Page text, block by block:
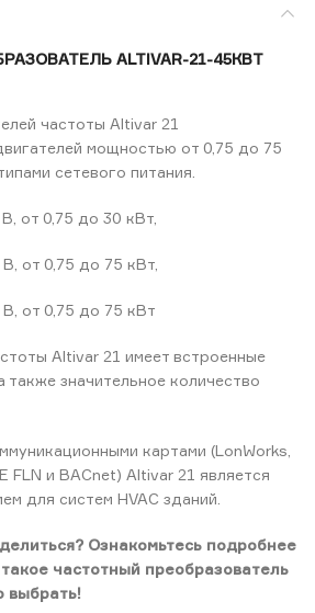
ALTIVAR-21-45КВТ
частоты Altivar 21
мощностью от 0,75 до 75
сетевого питания.
от 0,75 до 30 кВт,
от 0,75 до 75 кВт,
от 0,75 до 75 кВт
Altivar 21 имеет встроенные
значительное количество
картами (LonWorks,
FLN и BACnet) Altivar 21 является
для систем HVAC зданий.
Ознакомьтесь подробнее
частотный преобразователь
выбрать!